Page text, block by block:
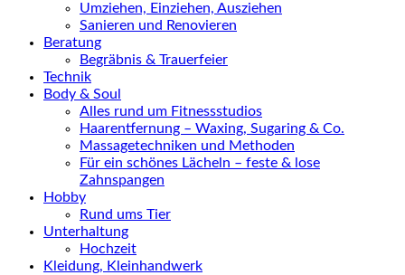
Umziehen, Einziehen, Ausziehen
Sanieren und Renovieren
Beratung
Begräbnis & Trauerfeier
Technik
Body & Soul
Alles rund um Fitnessstudios
Haarentfernung – Waxing, Sugaring & Co.
Massagetechniken und Methoden
Für ein schönes Lächeln – feste & lose
Zahnspangen
Hobby
Rund ums Tier
Unterhaltung
Hochzeit
Kleidung, Kleinhandwerk